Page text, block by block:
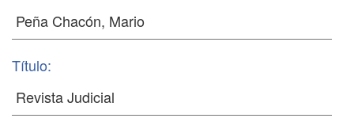
Título: